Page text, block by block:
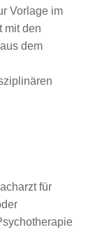
Vorlage im
mit den
dem
für